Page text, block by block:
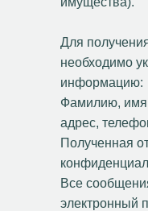
Для
необходимо
информацию:
Фамилию,
адрес,
Полученная
Все
электронный